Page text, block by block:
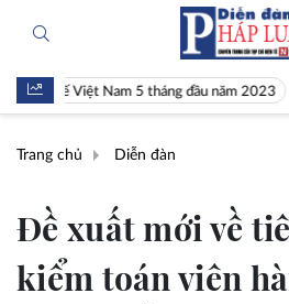
tế Việt Nam 5 tháng đầu năm 2023
Trang chủ Diễn đàn
Đề xuất mới về
kiểm toán viên